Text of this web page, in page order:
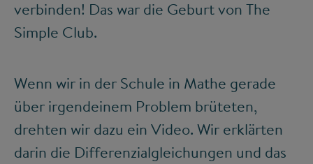
verbinden! Das war die Geburt von The
Simple Club.
Wenn wir in der Schule in Mathe gerade
über irgendeinem Problem brüteten,
drehten wir dazu ein Video. Wir erklärten
darin die Differenzialgleichungen und das